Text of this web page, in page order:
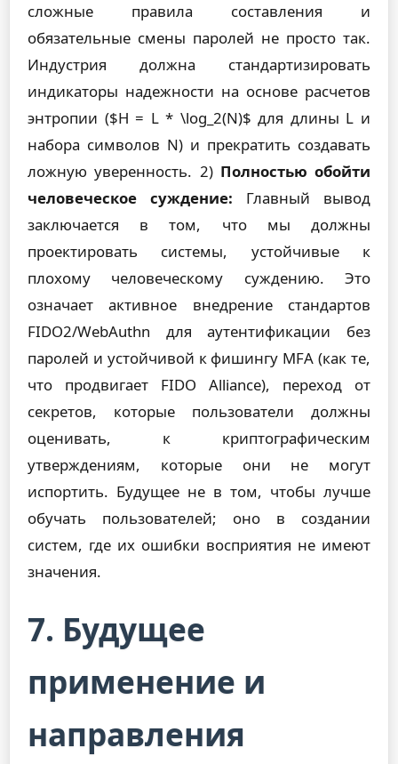
сложные правила составления и
обязательные смены паролей не просто так.
Индустрия должна стандартизировать
индикаторы надежности на основе расчетов
энтропии ($H = L * \log_2(N)$ для длины L и
набора символов N) и прекратить создавать
ложную уверенность. 2) Полностью обойти
человеческое суждение: Главный вывод
заключается в том, что мы должны
проектировать системы, устойчивые к
плохому человеческому суждению. Это
означает активное внедрение стандартов
FIDO2/WebAuthn для аутентификации без
паролей и устойчивой к фишингу MFA (как те,
что продвигает FIDO Alliance), переход от
секретов, которые пользователи должны
оценивать, к криптографическим
утверждениям, которые они не могут
испортить. Будущее не в том, чтобы лучше
обучать пользователей; оно в создании
систем, где их ошибки восприятия не имеют
значения.
7. Будущее
применение и
направления